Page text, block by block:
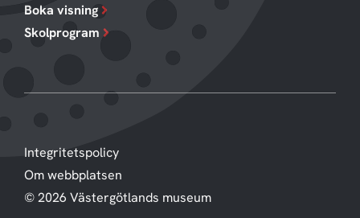
Boka visning
Skolprogram
© 2026 Västergötlands museum
Integritetspolicy
Om webbplatsen